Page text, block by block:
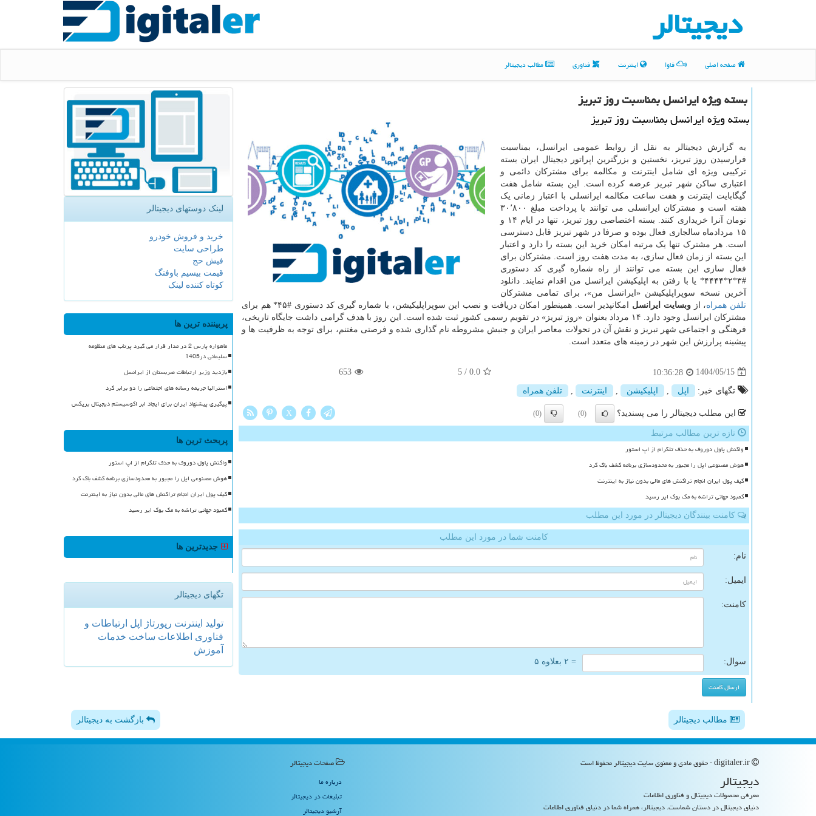
دیجیتالر
صفحه اصلی فاوا اینترنت فناوری مطالب دیجیتالر
بسته ویژه ایرانسل بمناسبت روز تبریز
بسته ویژه ایرانسل بمناسبت روز تبریز
به گزارش دیجیتالر به نقل از روابط عمومی ایرانسل، بمناسبت
فرارسیدن روز تبریز، نخستین و بزرگترین اپراتور دیجیتال ایران بسته
ترکیبی ویژه ای شامل اینترنت و مکالمه برای مشترکان دائمی و
اعتباری ساکن شهر تبریز عرضه کرده است. این بسته شامل هفت
گیگابایت اینترنت و هفت ساعت مکالمه ایرانسلی با اعتبار زمانی یک
هفته است و مشترکان ایرانسلی می توانند با پرداخت مبلغ ۳۰٬۸۰۰
تومان آنرا خریداری کنند. بسته اختصاصی روز تبریز، تنها در ایام ۱۴ و
۱۵ مردادماه سالجاری فعال بوده و صرفا در شهر تبریز قابل دسترسی
است. هر مشترک تنها یک مرتبه امکان خرید این بسته را دارد و اعتبار
این بسته از زمان فعال سازی، به مدت هفت روز است. مشترکان برای
فعال سازی این بسته می توانند از راه شماره گیری کد دستوری
#۳*۲*۴۴۴۴* یا با رفتن به اپلیکیشن ایرانسل من اقدام نمایند. دانلود
آخرین نسخه سوپراپلیکیشن «ایرانسل من»، برای تمامی مشترکان
تلفن همراه، از وبسایت ایرانسل
امکانپذیر است. همینطور امکان دریافت و نصب این سوپراپلیکیشن، با شماره گیری کد دستوری #۴۵* هم برای
مشترکان ایرانسل وجود دارد. ۱۴ مرداد بعنوان «روز تبریز» در تقویم رسمی کشور ثبت شده است. این روز با هدف گرامی داشت جایگاه تاریخی،
فرهنگی و اجتماعی شهر تبریز و نقش آن در تحولات معاصر ایران و جنبش مشروطه نام گذاری شده و فرصتی مغتنم، برای توجه به ظرفیت ها و
پیشینه پرارزش این شهر در زمینه های متعدد است.
1404/05/15
10:36:28
0.0
/
5
653
تگهای خبر: اپل اپلیكیشن اینترنت تلفن همراه
این مطلب دیجیتالر را می پسندید؟ (0)
(0)
X
تازه ترین مطالب مرتبط
واکنش پاول دوروف به حذف تلگرام از اپ استور
هوش مصنوعی اپل را مجبور به محدودسازی برنامه کشف باگ کرد
کیف پول ایران انجام تراکنش های مالی بدون نیاز به اینترنت
کمبود جهانی تراشه به مک بوک ایر رسید
کامنت بینندگان دیجیتالر در مورد این مطلب
کامنت شما در مورد این مطلب
نام:
ایمیل:
کامنت:
سوال: = ۲ بعلاوه ۵
لینک دوستهای دیجیتالر
خرید و فروش خودرو
طراحی سایت
فیش حج
قیمت بیسیم باوفنگ
کوتاه کننده لینک
پربیننده ترین ها
ماهواره پارس 2 در مدار قرار می گیرد پرتاب های منظومه
سلیمانی در1405
بازدید وزیر ارتباطات صربستان از ایرانسل
استرالیا جریمه رسانه های اجتماعی را دو برابر کرد
پیگیری پیشنهاد ایران برای ایجاد ابر اکوسیستم دیجیتال بریکس
پربحث ترین ها
واکنش پاول دوروف به حذف تلگرام از اپ استور
هوش مصنوعی اپل را مجبور به محدودسازی برنامه کشف باگ کرد
کیف پول ایران انجام تراکنش های مالی بدون نیاز به اینترنت
کمبود جهانی تراشه به مک بوک ایر رسید
جدیدترین ها
تگهای دیجیتالر
تولید اینترنت رپورتاژ اپل ارتباطات و
فناوری اطلاعات ساخت خدمات
آموزش
مطالب دیجیتالر بازگشت به دیجیتالر
دیجیتالر
معرفی محصولات دیجیتال و فناوری اطلاعات
دنیای دیجیتال در دستان شماست. دیجیتالر، همراه شما در دنیای فناوری اطلاعات
صفحات دیجیتالر
درباره ما
تبلیغات در دیجیتالر
آرشیو دیجیتالر